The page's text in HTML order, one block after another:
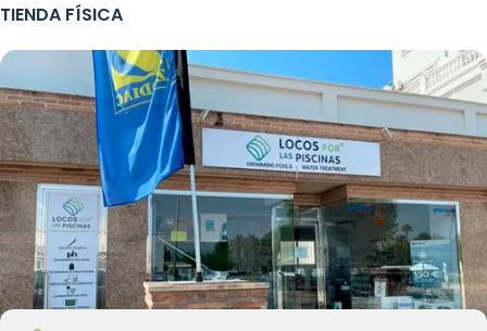
TIENDA FÍSICA